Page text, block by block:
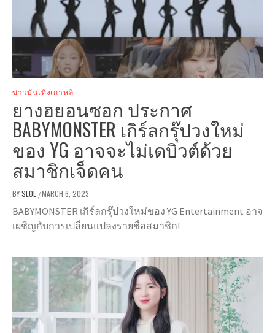
ข่าวบันเทิงเกาหลี
ยางฮยอนซอก ประกาศ
BABYMONSTER เกิร์ลกรุ๊ปวงใหม่
ของ YG อาจจะไม่เดบิวต์ด้วย
สมาชิกเจ็ดคน
BYSEOL /MARCH 6, 2023
BABYMONSTER เกิร์ลกรุ๊ปวงใหม่ของ YG Entertainment อาจ
เผชิญกับการเปลี่ยนแปลงรายชื่อสมาชิก!